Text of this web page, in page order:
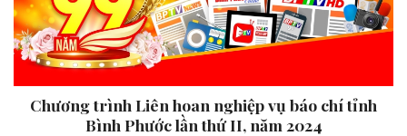
Chương trình Liên hoan nghiệp vụ báo chí tỉnh
Bình Phước lần thứ II, năm 2024